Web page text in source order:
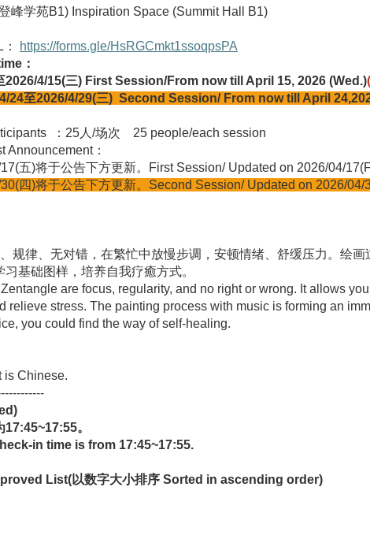
峰学苑B1) Inspiration Space (Summit Hall B1)
https://forms.gle/HsRGCmkt1ssoqpsPA
：
4/15(三) First Session/From now till April 15, 2026 (Wed.)
24至2026/4/29(三) Second Session/ From now till April
：25人/场次 25 people/each session
Announcement：
)将于公告下方更新。First Session/ Updated on 2026/04/
四)将于公告下方更新。Second Session/ Updated on 2026/04/
规律、无对错，在繁忙中放慢步调，安顿情绪、舒缓压力。绘
基础图样，培养自我疗癒方式。
Zentangle are focus, regularity, and no right or wrong. It allows
relieve stress. The painting process with music is forming an
you could find the way of self-healing.
is Chinese.
17:45~17:55。
in time is from 17:45~17:55.
List(以数字大小排序 Sorted in ascending order)